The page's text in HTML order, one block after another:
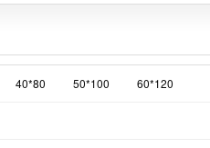
40*80 50*100 60*120